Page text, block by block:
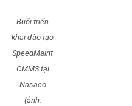
Buổi triển
khai đào tạo
SpeedMaint
CMMS tại
Nasaco
(ảnh: